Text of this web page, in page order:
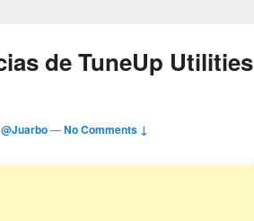
de TuneUp Utilities
@Juarbo—No Comments ↓